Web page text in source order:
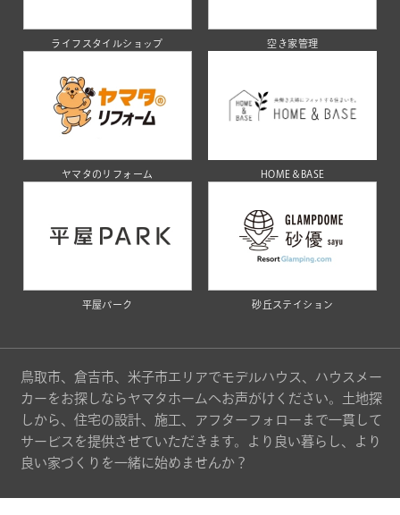
ライフスタイルショップ 空き家管理
ヤマタのリフォーム HOME＆BASE
平屋パーク 砂丘ステイション
鳥取市、倉吉市、米子市エリアでモデルハウス、ハウスメー
カーをお探しならヤマタホームへお声がけください。土地探
しから、住宅の設計、施工、アフターフォローまで一貫して
サービスを提供させていただきます。より良い暮らし、より
良い家づくりを一緒に始めませんか？